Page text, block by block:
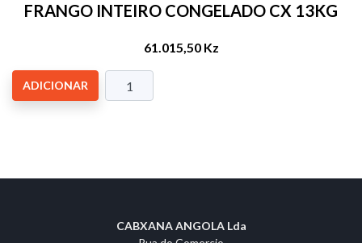
FRANGO INTEIRO CONGELADO CX 13KG
61.015,50 Kz
ADICIONAR
CABXANA ANGOLA Lda